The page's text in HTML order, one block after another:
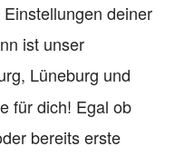
deiner
ist unser
Lüneburg und
für dich! Egal ob
bereits erste